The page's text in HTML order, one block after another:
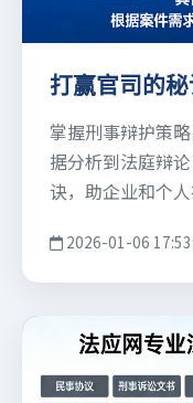
打赢官司的
掌握刑事辩护策
据分析到法庭辩
诀，助企业和个
2026-01-06